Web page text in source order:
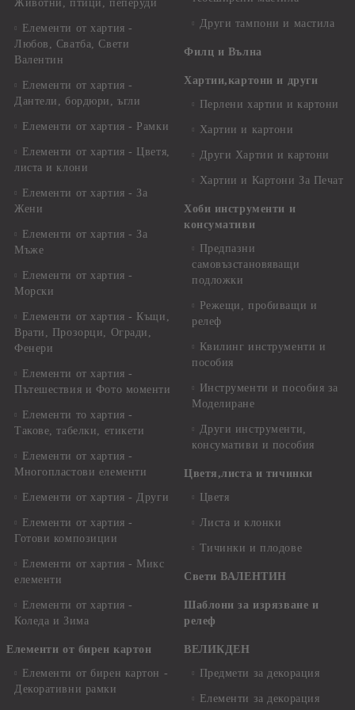
Животни, птици, пеперуди
Елементи от хартия -
Любов, Сватба, Свети
Валентин
Елементи от хартия -
Дантели, бордюри, ъгли
Елементи от хартия - Рамки
Елементи от хартия - Цветя,
листа и клони
Елементи от хартия - За
Жени
Елементи от хартия - За
Мъже
Елементи от хартия -
Морски
Елементи от хартия - Къщи,
Врати, Прозорци, Огради,
Фенери
Елементи от хартия -
Пътешествия и Фото моменти
Елементи то хартия -
Такове, табелки, етикети
Елементи от хартия -
Многопластови елементи
Елементи от хартия - Други
Елементи от хартия -
Готови композиции
Елементи от хартия - Микс
елементи
Елементи от хартия -
Коледа и Зима
Елементи от бирен картон
Елементи от бирен картон -
Декоративни рамки
Други тампони и мастила
Филц и Вълна
Хартии,картони и други
Перлени хартии и картони
Хартии и картони
Други Хартии и картони
Хартии и Картони За Печат
Хоби инструменти и
консумативи
Предпазни
самовъзстановяващи
подложки
Режещи, пробиващи и
релеф
Квилинг инструменти и
пособия
Инструменти и пособия за
Моделиране
Други инструменти,
консумативи и пособия
Цветя,листа и тичинки
Цветя
Листа и клонки
Тичинки и плодове
Свети ВАЛЕНТИН
Шаблони за изрязване и
релеф
ВЕЛИКДЕН
Предмети за декорация
Елементи за декорация